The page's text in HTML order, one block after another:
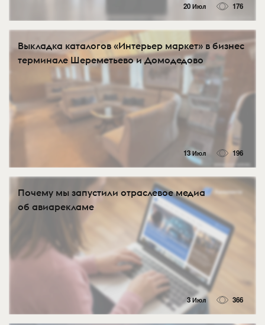
20 Июл 176
Выкладка каталогов «Интерьер маркет» в бизнес
терминале Шереметьево и Домодедово
13 Июл 196
Почему мы запустили отраслевое медиа
об авиарекламе
3 Июл 366